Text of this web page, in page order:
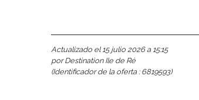
Actualizado el 15 julio 2026 a 15:15
por Destination Ile de Ré
(Identificador de la oferta : 6819593)